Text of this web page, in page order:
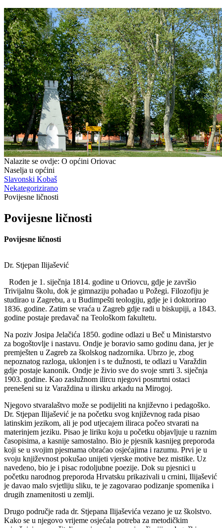
Nalazite se ovdje: O općini Oriovac
Naselja u općini
Slavonski Kobaš
Nekategorizirano
Povijesne ličnosti
Povijesne ličnosti
Povijesne ličnosti
Dr. Stjepan Ilijašević
Rođen je 1. siječnja 1814. godine u Oriovcu, gdje je završio
Trivijalnu školu, dok je gimnaziju pohađao u Požegi. Filozofiju je
studirao u Zagrebu, a u Budimpešti teologiju, gdje je i doktorirao
1836. godine. Zatim se vraća u Zagreb gdje radi u biskupiji, a 1843.
godine postaje predavač na Teološkom fakultetu.
Na poziv Josipa Jelačića 1850. godine odlazi u Beč u Ministarstvo
za bogoštovlje i nastavu. Ondje je boravio samo godinu dana, jer je
premješten u Zagreb za školskog nadzornika. Ubrzo je, zbog
nepoznatog razloga, uklonjen i s te dužnosti, te odlazi u Varaždin
gdje postaje kanonik. Ondje je živio sve do svoje smrti 3. siječnja
1903. godine. Kao zaslužnom ilircu njegovi posmrtni ostaci
prenešeni su iz Varaždina u ilirsku arkadu na Mirogoj.
Njegovo stvaralaštvo može se podijeliti na književno i pedagoško.
Dr. Stjepan Ilijašević je na početku svog književnog rada pisao
latinskim jezikom, ali je pod utjecajem iliraca počeo stvarati na
materinjem jeziku. Pisao je liriku koju u početku objavljuje u raznim
časopisima, a kasnije samostalno. Bio je pjesnik kasnijeg preporoda
koji se u svojim pjesmama obraćao osjećajima i razumu. Prvi je u
svoju književnost pokušao unijeti vjerske motive bez mistike. Uz
navedeno, bio je i pisac rodoljubne poezije. Dok su pjesnici u
početku narodnog preporoda Hrvatsku prikazivali u crnini, Ilijašević
je davao malo svjetliju sliku, te je zagovarao podizanje spomenika i
drugih znamenitosti u zemlji.
Drugo područje rada dr. Stjepana Ilijaševića vezano je uz školstvo.
Kako se u njegovo vrijeme osjećala potreba za metodičkim